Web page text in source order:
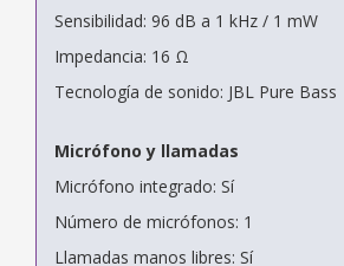
Sensibilidad: 96 dB a 1 kHz / 1 mW
Impedancia: 16 Ω
Tecnología de sonido: JBL Pure Bass
Micrófono y llamadas
Micrófono integrado: Sí
Número de micrófonos: 1
Llamadas manos libres: Sí